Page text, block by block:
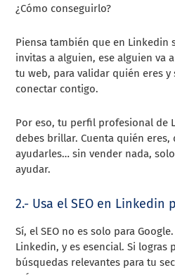
¿Cómo conseguirlo?
Piensa también que en Linkedin
invitas a alguien, ese alguien va
tu web, para validar quién eres y
conectar contigo.
Por eso, tu perfil profesional de
debes brillar. Cuenta quién eres,
ayudarles… sin vender nada,
ayudar.
2.- Usa el SEO en Linkedin
Sí, el SEO no es solo para
Linkedin, y es esencial. Si logras
búsquedas relevantes para tu